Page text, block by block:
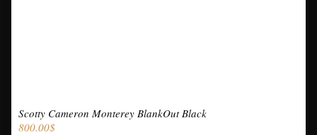
Scotty Cameron Monterey BlankOut Black
800.00$